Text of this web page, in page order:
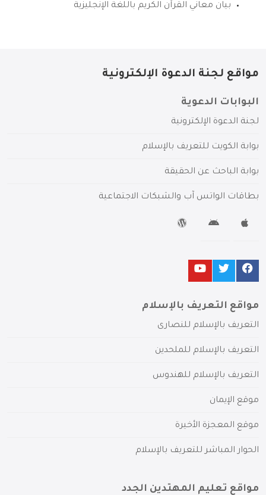
بيان معاني القرآن الكريم باللغة الإنجليزية
مواقع لجنة الدعوة الإلكترونية
البوابات الدعوية
لجنة الدعوة الإلكترونية
بوابة الكويت للتعريف بالإسلام
بوابة الباحث عن الحقيقة
بطاقات الواتس آب والشبكات الاجتماعية
مواقع التعريف بالإسلام
التعريف بالإسلام للنصارى
التعريف بالإسلام للملحدين
التعريف بالإسلام للهندوس
موقع الإيمان
موقع المعجزة الأخيرة
الحوار المباشر للتعريف بالإسلام
مواقع تعليم المهتدين الجدد